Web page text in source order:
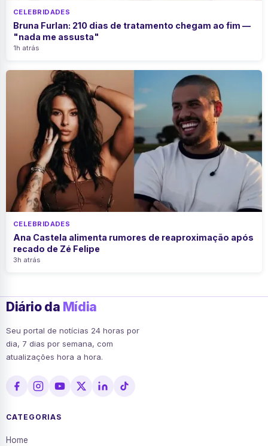
CELEBRIDADES
Bruna Furlan: 210 dias de tratamento chegam ao fim —
"nada me assusta"
1h atrás
CELEBRIDADES
Ana Castela alimenta rumores de reaproximação após
recado de Zé Felipe
3h atrás
Diário da Mídia
Seu portal de notícias 24 horas por
dia, 7 dias por semana, com
atualizações hora a hora.
CATEGORIAS
Home